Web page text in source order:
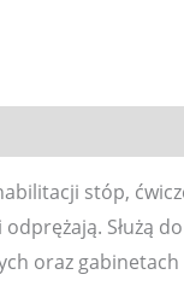
stóp,
Służą
oraz